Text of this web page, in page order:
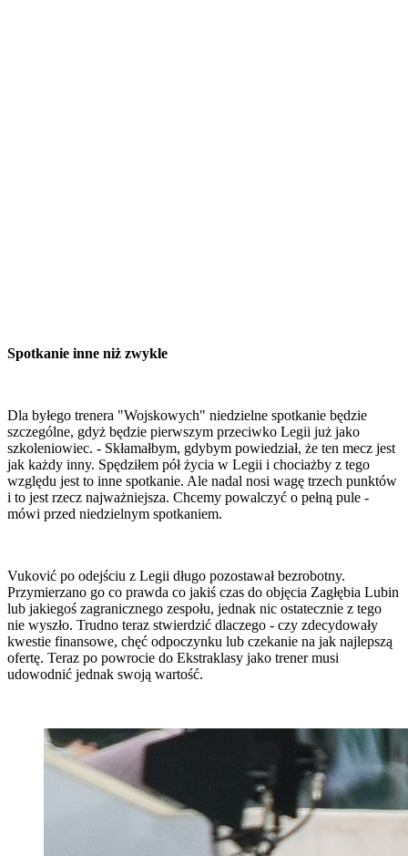
Spotkanie inne niż zwykle
Dla byłego trenera "Wojskowych" niedzielne spotkanie będzie
szczególne, gdyż będzie pierwszym przeciwko Legii już jako
szkoleniowiec. - Skłamałbym, gdybym powiedział, że ten mecz jest
jak każdy inny. Spędziłem pół życia w Legii i chociażby z tego
względu jest to inne spotkanie. Ale nadal nosi wagę trzech punktów
i to jest rzecz najważniejsza. Chcemy powalczyć o pełną pule -
mówi przed niedzielnym spotkaniem.
Vuković po odejściu z Legii długo pozostawał bezrobotny.
Przymierzano go co prawda co jakiś czas do objęcia Zagłębia Lubin
lub jakiegoś zagranicznego zespołu, jednak nic ostatecznie z tego
nie wyszło. Trudno teraz stwierdzić dlaczego - czy zdecydowały
kwestie finansowe, chęć odpoczynku lub czekanie na jak najlepszą
ofertę. Teraz po powrocie do Ekstraklasy jako trener musi
udowodnić jednak swoją wartość.